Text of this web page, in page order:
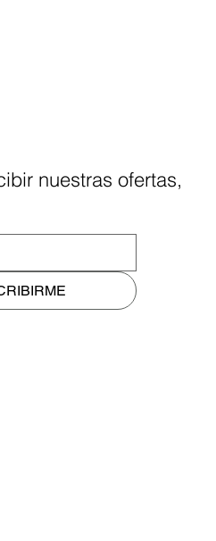
nuestras ofertas,
a tu mail?